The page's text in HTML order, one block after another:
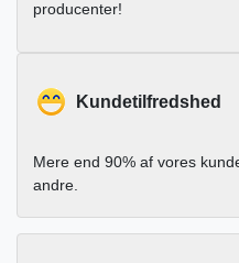
producenter!
Kundetilfredshed
Mere end 90% af vores
andre.